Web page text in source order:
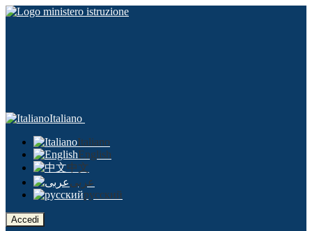
Italiano
Italiano
English
中文
عربى
русский
Accedi